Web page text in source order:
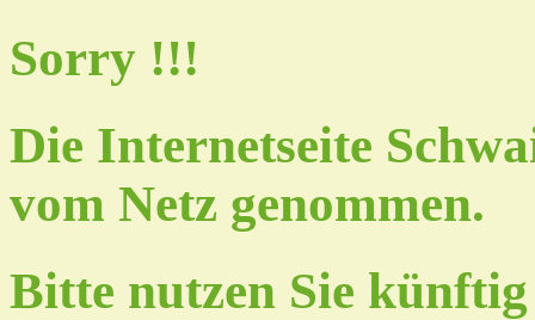
Sorry !!!
Die Internetseite
vom Netz genommen.
Bitte nutzen Sie